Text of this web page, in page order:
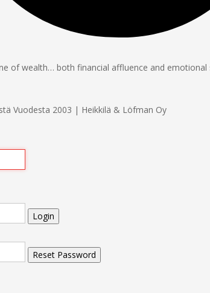
of wealth… both financial affluence and emotional
Vuodesta 2003 | Heikkilä & Löfman Oy
Login
Reset Password